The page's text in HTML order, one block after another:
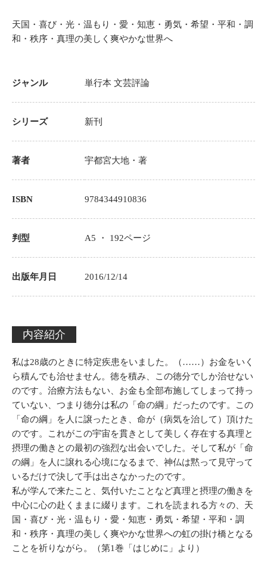
天国・喜び・光・温もり・愛・知恵・勇気・希望・平和・調
和・秩序・真理の美しく爽やかな世界へ
ジャンル 単行本 文芸評論
シリーズ 新刊
著者 宇都宮大地 ・著
ISBN 9784344910836
判型 A5 ・ 192ページ
出版年月日 2016/12/14
内容紹介
私は28歳のときに特定疾患をいました。（……）お金をいく
ら積んでも治せません。徳を積み、この徳分でしか治せない
のです。治療方法もない、お金も全部布施してしまって持っ
ていない、つまり徳分は私の「命の綱」だったのです。この
「命の綱」を人に譲ったとき、命が（病気を治して）頂けた
のです。これがこの宇宙を貫きとして美しく存在する真理と
摂理の働きとの最初の強烈な出会いでした。そして私が「命
の綱」を人に譲れる心境になるまで、神仏は黙って見守って
いるだけで決して手は出さなかったのです。
私が学んで来たこと、気付いたことなど真理と摂理の働きを
中心に心の赴くままに綴ります。これを読まれる方々の、天
国・喜び・光・温もり・愛・知恵・勇気・希望・平和・調
和・秩序・真理の美しく爽やかな世界への虹の掛け橋となる
ことを祈りながら。（第1巻「はじめに」より）